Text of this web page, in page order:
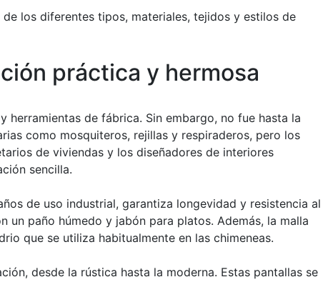
los diferentes tipos, materiales, tejidos y estilos de
práctica y hermosa
de fábrica. Sin embargo, no fue hasta la
como mosquiteros, rejillas y respiraderos, pero los
de viviendas y los diseñadores de interiores
sencilla.
de uso industrial, garantiza longevidad y resistencia al
paño húmedo y jabón para platos. Además, la malla
que se utiliza habitualmente en las chimeneas.
desde la rústica hasta la moderna. Estas pantallas se